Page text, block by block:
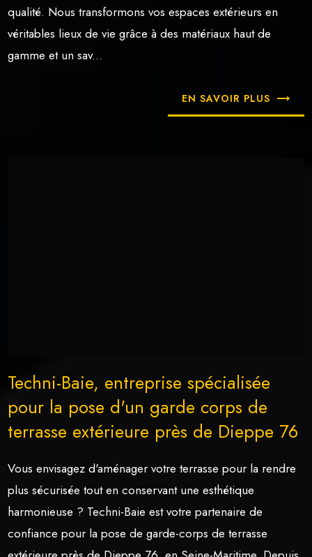
qualité. Nous transformons vos espaces extérieurs en
véritables lieux de vie grâce à des matériaux haut de
gamme et un sav...
EN SAVOIR PLUS
Techni-Baie, entreprise spécialisée
pour la pose d'un garde corps de
terrasse extérieure près de Dieppe 76
Vous envisagez d'aménager votre terrasse pour la rendre
plus sécurisée tout en conservant une esthétique
harmonieuse ? Techni-Baie est votre partenaire de
confiance pour la pose de garde-corps de terrasse